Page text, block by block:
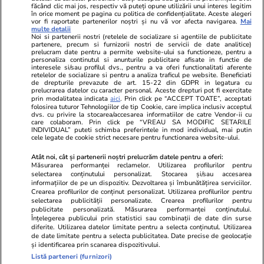
Ringier România
Libertatea pentru
Unica.ro
Program TV
Avantaje
ELLE
Gazeta Sporturilor
Stiri mondene
Calculator sarcina
Ajută Copiii
Locuri de muncă
Imobiliare.ro
Jobradar24
Imoradar24
Colecții Libertatea
Pariază responsabil! Decizia ONJN nr. 821/25.09.2025.
Jocurile de noroc sunt interzise minorilor.
Actualizare preferințe cookies
făcând clic mai jos, respectiv vă puteți opune utilizării unui interes legitim
în orice moment pe pagina cu politica de confidențialitate. Aceste alegeri
vor fi raportate partenerilor noștri și nu vă vor afecta navigarea. Mai
multe detalii
Noi si partenerii nostri (retelele de socializare si agentiile de publicitate
partenere, precum si furnizorii nostri de servicii de date analitice)
prelucram date pentru a permite website-ului sa functioneze, pentru a
personaliza continutul si anunturile publicitare afisate in functie de
interesele si/sau profilul dvs., pentru a va oferi functionalitati aferente
retelelor de socializare si pentru a analiza traficul pe website. Beneficiati
de drepturile prevazute de art. 15-22 din GDPR in legatura cu
prelucrarea datelor cu caracter personal. Aceste drepturi pot fi exercitate
prin modalitatea indicataaici. Prin click pe “ACCEPT TOATE”, acceptati
folosirea tuturor Tehnologiilor de tip Cookie, care implica inclusiv acceptul
dvs. cu privire la stocarea/accesarea informatiilor de catre Vendor-ii cu
care colaboram. Prin click pe “VREAU SA MODIFIC SETARILE
INDIVIDUAL” puteti schimba preferintele in mod individual, mai putin
cele legate de cookie strict necesare pentru functionarea website-ului.
Atât noi, cât și partenerii noștri prelucrăm datele pentru a oferi:
Măsurarea performanței reclamelor. Utilizarea profilurilor pentru
selectarea conținutului personalizat. Stocarea și/sau accesarea
informațiilor de pe un dispozitiv. Dezvoltarea și îmbunătățirea serviciilor.
Crearea profilurilor de conținut personalizat. Utilizarea profilurilor pentru
selectarea publicității personalizate. Crearea profilurilor pentru
publicitate personalizată. Măsurarea performanței conținutului.
Înțelegerea publicului prin statistici sau combinații de date din surse
diferite. Utilizarea datelor limitate pentru a selecta conținutul. Utilizarea
de date limitate pentru a selecta publicitatea. Date precise de geolocație
și identificarea prin scanarea dispozitivului.
Listă parteneri (furnizori)